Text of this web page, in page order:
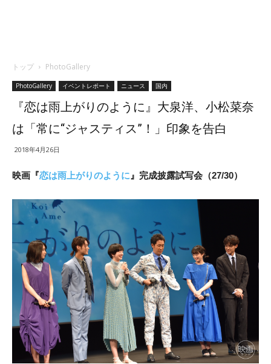
トップ PhotoGallery
PhotoGallery イベントレポート ニュース 国内
『恋は雨上がりのように』大泉洋、小松菜奈
は「常に“ジャスティス”！」印象を告白
2018年4月26日
映画『恋は雨上がりのように 』完成披露試写会（27/30）